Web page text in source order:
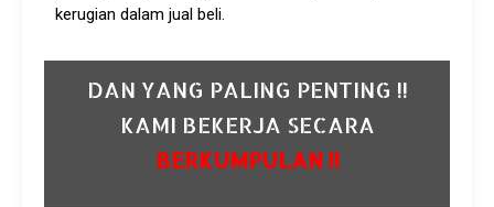
kerugian dalam jual beli.
DAN YANG PALING PENTING !!
KAMI BEKERJA SECARA
BERKUMPULAN !!